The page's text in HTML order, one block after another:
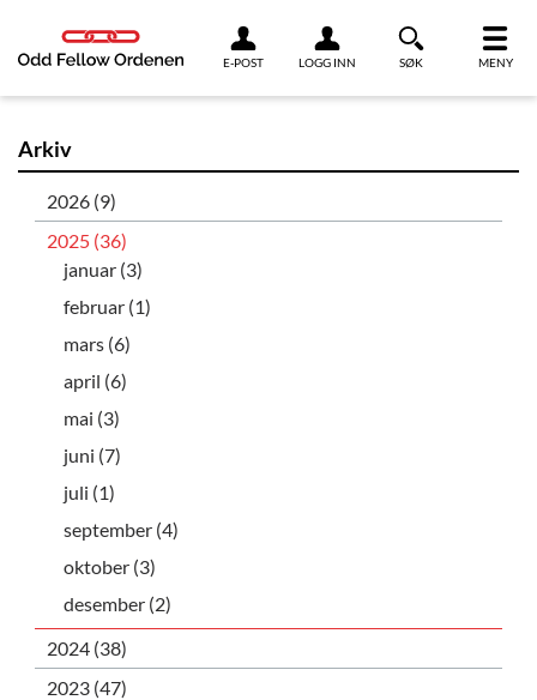
E-POST LOGG INN SØK MENY
Arkiv
2026 (9)
2025 (36)
januar (3)
februar (1)
mars (6)
april (6)
mai (3)
juni (7)
juli (1)
september (4)
oktober (3)
desember (2)
2024 (38)
2023 (47)